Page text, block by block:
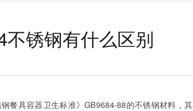
锈钢有什么区别
餐具容器卫生标准》GB9684-88的不锈钢材料，其